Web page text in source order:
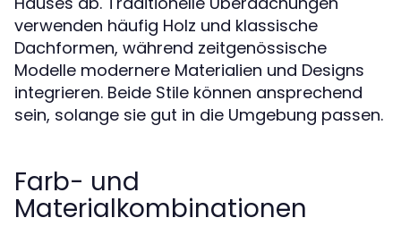
verwenden häufig Holz und klassische
Dachformen, während zeitgenössische
Modelle modernere Materialien und Designs
integrieren. Beide Stile können ansprechend
sein, solange sie gut in die Umgebung passen.
Farb- und
Materialkombinationen